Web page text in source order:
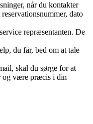
når du kontakter
dato
repræsentanten. De
du får, bed om at tale
skal du sørge for at
og være præcis i din